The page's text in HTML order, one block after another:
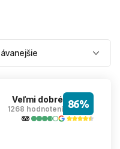
Veľmi dobré
1268 hodnotení 86%